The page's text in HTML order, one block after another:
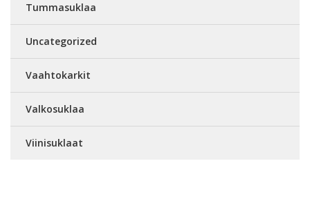
Tummasuklaa
Uncategorized
Vaahtokarkit
Valkosuklaa
Viinisuklaat